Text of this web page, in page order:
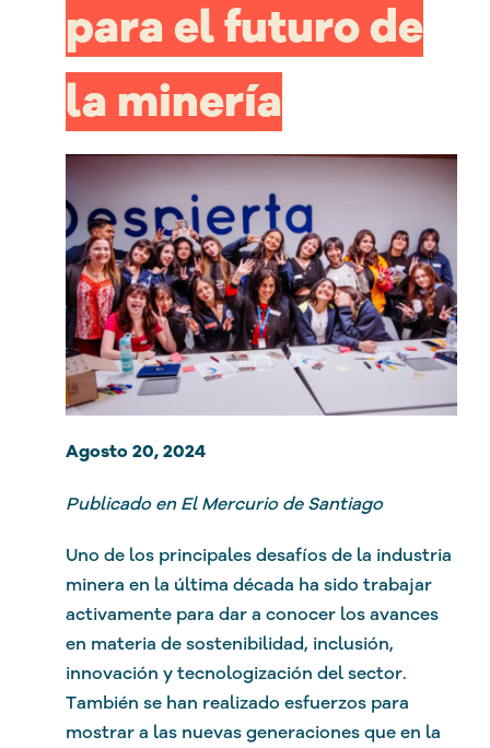
para el futuro de
la minería
Agosto 20, 2024
Publicado en El Mercurio de Santiago
Uno de los principales desafíos de la industria
minera en la última década ha sido trabajar
activamente para dar a conocer los avances
en materia de sostenibilidad, inclusión,
innovación y tecnologización del sector.
También se han realizado esfuerzos para
mostrar a las nuevas generaciones que en la